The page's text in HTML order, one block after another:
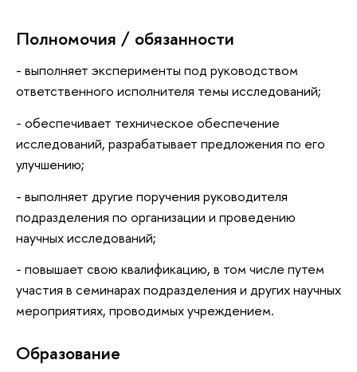
Полномочия / обязанности
- выполняет эксперименты под руководством
ответственного исполнителя темы исследований;
- обеспечивает техническое обеспечение
исследований, разрабатывает предложения по его
улучшению;
- выполняет другие поручения руководителя
подразделения по организации и проведению
научных исследований;
- повышает свою квалификацию, в том числе путем
участия в семинарах подразделения и других научных
мероприятиях, проводимых учреждением.
Oбразование